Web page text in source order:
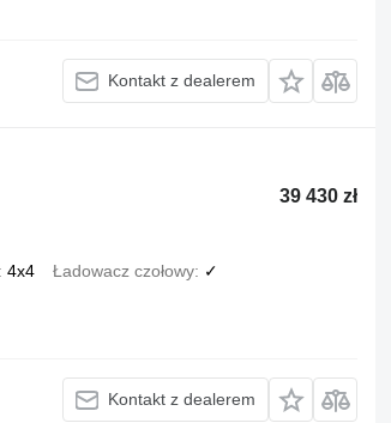
Kontakt z dealerem
39 430 zł
4x4 Ładowacz czołowy
✓
Kontakt z dealerem